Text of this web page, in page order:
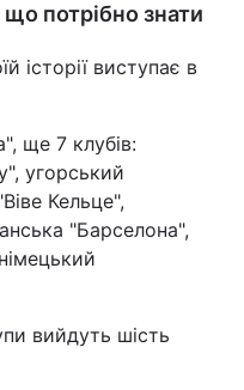
що потрібно знати
історії виступає в
ще 7 клубів:
угорський
Кельце",
"Барселона",
вийдуть шість